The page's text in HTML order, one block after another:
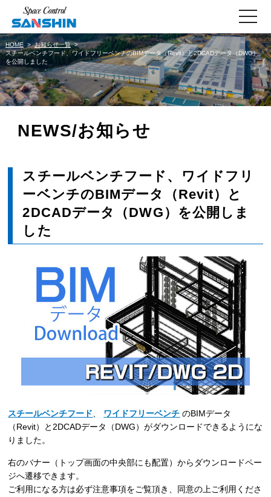
toggle
HOME
お知らせ一覧
スチールベンチフード、ワイドフリーベンチのBIMデータ（Revit）と2DCADデータ（DWG）
を公開しました
NEWS/お知らせ
スチールベンチフード、ワイドフリ
ーベンチのBIMデータ（Revit）と
2DCADデータ（DWG）を公開しま
した
スチールベンチフード ワイドフリーベンチ のBIMデータ
（Revit）と2DCADデータ（DWG）がダウンロードできるようにな
りました。
右のバナー（トップ画面の中央部にも配置）からダウンロードペー
ジへ遷移できます。
ご利用になる方は必ず注意事項をご覧頂き、同意の上ご利用くださ